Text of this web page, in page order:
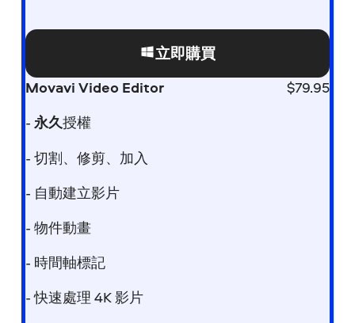
立即購買
Movavi Video Editor $79.95
- 永久授權
- 切割、修剪、加入
- 自動建立影片
- 物件動畫
- 時間軸標記
- 快速處理 4K 影片